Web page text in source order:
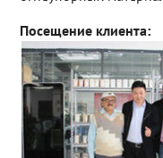
Посещение клиента: